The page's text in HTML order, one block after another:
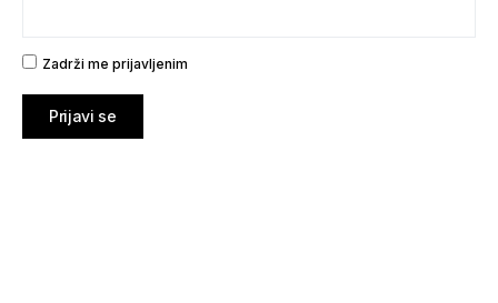
Zadrži me prijavljenim
Prijavi se